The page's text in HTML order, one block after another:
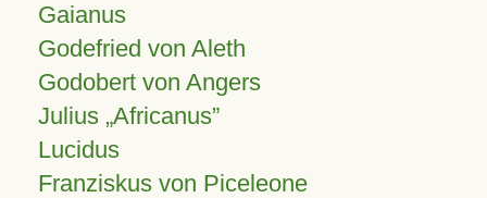
Gaianus
Godefried von Aleth
Godobert von Angers
Julius Africanus
Lucidus
Franziskus von Piceleone